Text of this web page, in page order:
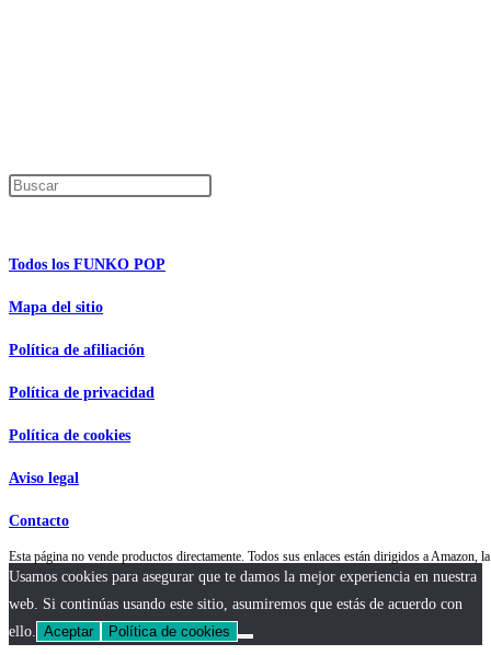
Todos los FUNKO POP
Mapa del sitio
Política de afiliación
Política de privacidad
Política de cookies
Aviso legal
Contacto
Esta página no vende productos directamente. Todos sus enlaces están dirigidos a
Usamos cookies para asegurar que te damos la mejor experiencia en nuestra
web. Si continúas usando este sitio, asumiremos que estás de acuerdo con
ello. Aceptar Política de cookies